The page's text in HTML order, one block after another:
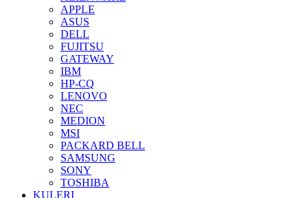
APPLE
ASUS
DELL
FUJITSU
GATEWAY
IBM
HP-CQ
LENOVO
NEC
MEDION
MSI
PACKARD BELL
SAMSUNG
SONY
TOSHIBA
KULERI